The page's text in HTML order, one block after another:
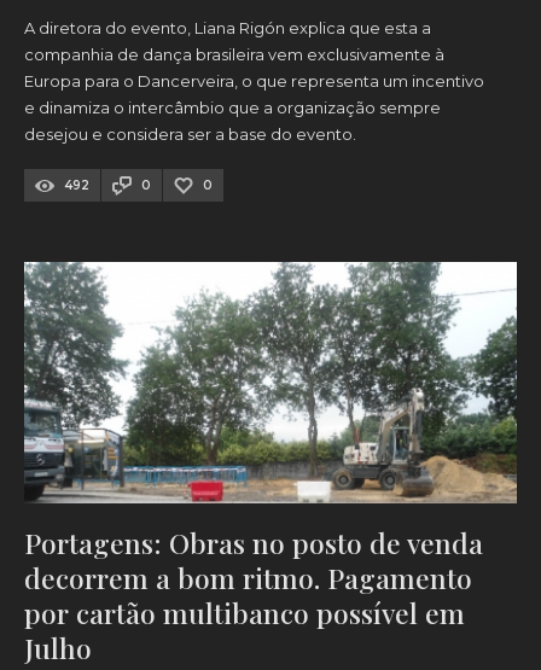
A diretora do evento, Liana Rigón explica que esta a
companhia de dança brasileira vem exclusivamente à
Europa para o Dancerveira, o que representa um incentivo
e dinamiza o intercâmbio que a organização sempre
desejou e considera ser a base do evento.
492 0 0
Portagens: Obras no posto de venda
decorrem a bom ritmo. Pagamento
por cartão multibanco possível em
Julho